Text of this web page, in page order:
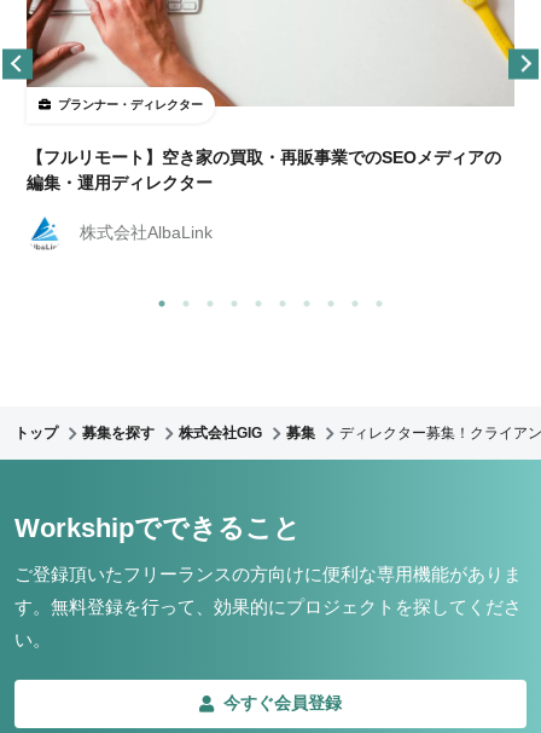
プランナー・ディレクター
【フルリモート】空き家の買取・再販事業でのSEOメディアの
編集・運用ディレクター
株式会社AlbaLink
トップ 募集を探す 株式会社GIG 募集 ディレクター募集！クライア
Workshipでできること
ご登録頂いたフリーランスの方向けに便利な専用機能がありま
す。 無料登録を行って、効果的にプロジェクトを探してくださ
い。
今すぐ会員登録